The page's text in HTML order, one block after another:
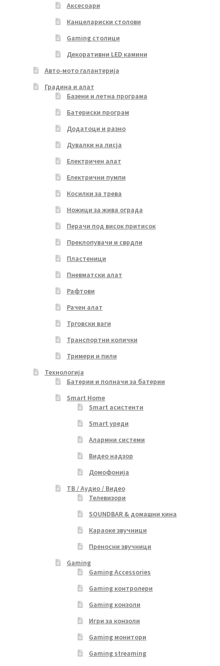
Аксесоари
Канцелариски столови
Gaming столици
Декоративни LED камини
Авто-мото галантерија
Градина и алат
Базени и летна програма
Батериски програм
Додатоци и разно
Дувалки на лисја
Електричен алат
Електрични пумпи
Косилки за трева
Ножици за жива ограда
Перачи под висок притисок
Преклопувачи и сврдли
Пластеници
Пневматски алат
Рафтови
Рачен алат
Трговски ваги
Транспортни колички
Тримери и пили
Технологија
Батерии и полначи за батерии
Smart Home
Smart асистенти
Smart уреди
Алармни системи
Видео надзор
Домофонија
ТВ / Аудио / Видео
Телевизори
SOUNDBAR & домашни кина
Караоке звучници
Преносни звучници
Gaming
Gaming Accessories
Gaming контролери
Gaming конзоли
Игри за конзоли
Gaming монитори
Gaming streaming